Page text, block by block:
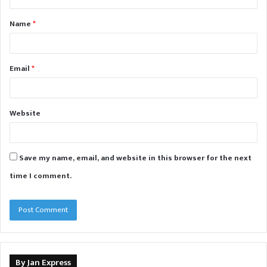
t
*Name*
Email*
Website
Save my name, email, and website in this browser for the next
time I comment.
By Jan Express